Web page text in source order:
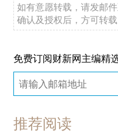
如有意愿转载，请发邮
确认及授权后，方可转载
免费订阅财新网主编精
推荐阅读